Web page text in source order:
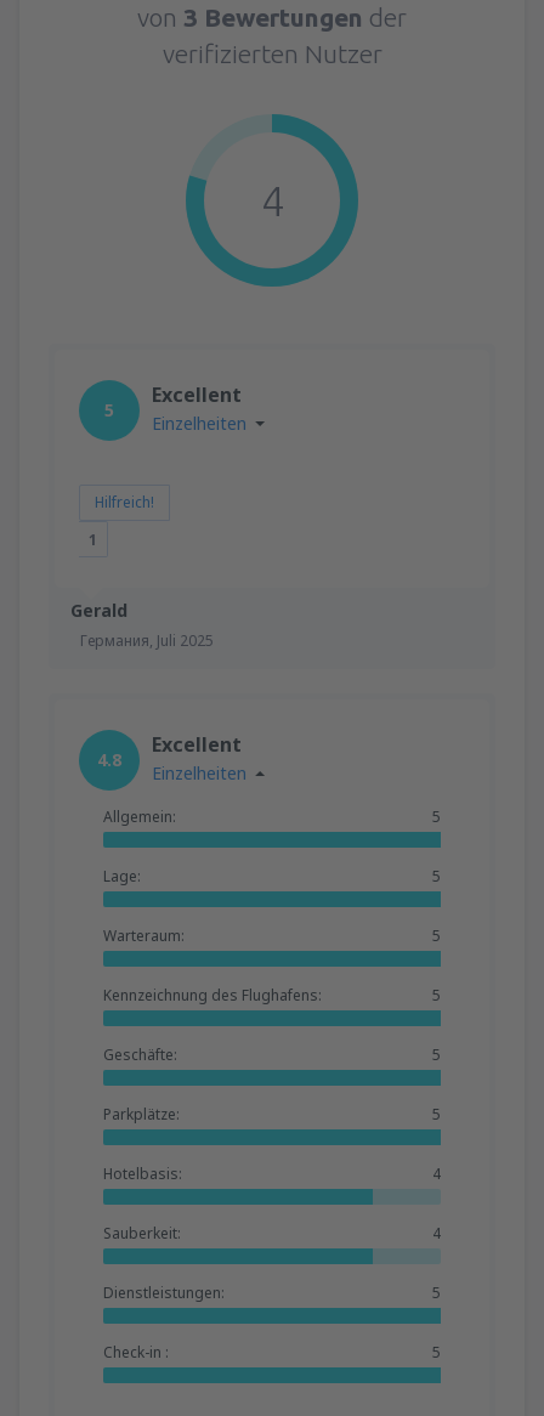
von 3 Bewertungen der
verifizierten Nutzer
4
Gerald
Германия, Juli 2025
5
Excellent
Einzelheiten
Hilfreich!
1
4.8
Excellent
Einzelheiten
Allgemein: 5
Lage: 5
Warteraum: 5
Kennzeichnung des Flughafens: 5
Geschäfte: 5
Parkplätze: 5
Hotelbasis: 4
Sauberkeit: 4
Dienstleistungen: 5
Check-in : 5